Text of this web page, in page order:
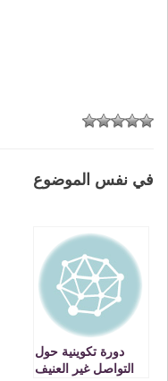
في نفس الموضوع
دورة تكوينية حول
التواصل غير العنيف